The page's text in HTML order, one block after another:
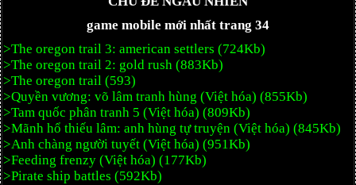
game mobile mới nhất trang 34
>The oregon trail 3: american settlers (724Kb)
>The oregon trail 2: gold rush (883Kb)
>The oregon trail (593)
>Quyền vương: võ lâm tranh hùng (Việt hóa) (855Kb)
>Tam quốc phân tranh 5 (Việt hóa) (809Kb)
>Mãnh hổ thiếu lâm: anh hùng tự truyện (Việt hóa) (845Kb)
>Anh chàng người tuyết (Việt hóa) (951Kb)
>Feeding frenzy (Việt hóa) (177Kb)
>Pirate ship battles (592Kb)